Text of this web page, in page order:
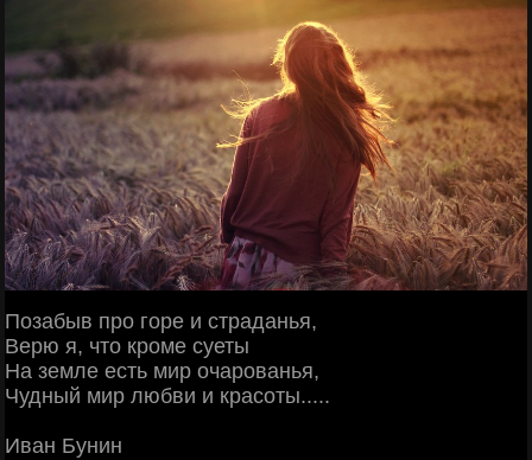
Позабыв про горе и страданья,
Верю я, что кроме суеты
На земле есть мир очарованья,
Чудный мир любви и красоты.....
Иван Бунин